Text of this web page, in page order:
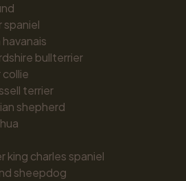
spaniel
bullterrier
terrier
shepherd
king charles spaniel
sheepdog